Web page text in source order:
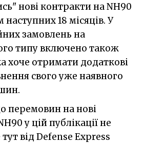
нові контракти на NH90
18 місяців. У
замовлень на
типу включено також
хоче отримати додаткові
свого уже наявного
перемовин на нові
у цій публікації не
від Defense Express